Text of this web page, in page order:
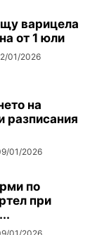
варицела
от 1 юли
01/2026
на
разписания
01/2026
по
при